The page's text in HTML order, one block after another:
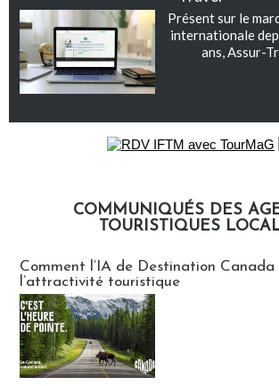
Présent sur le
internationale
ans, Assur-
COMMUNIQUÉS DES
TOURISTIQUES
Comment l’IA de Destination Canada
l’attractivité touristique